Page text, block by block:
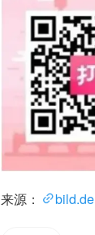
来源： bild.de